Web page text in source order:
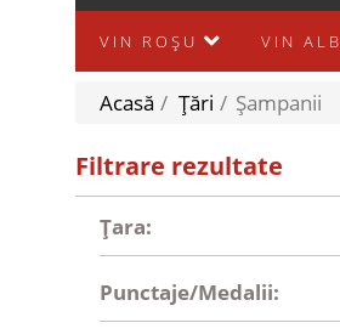
VIN ROȘU VIN ALB
Acasă / Țări / Şampanii
Filtrare rezultate
Țara:
Punctaje/Medalii: